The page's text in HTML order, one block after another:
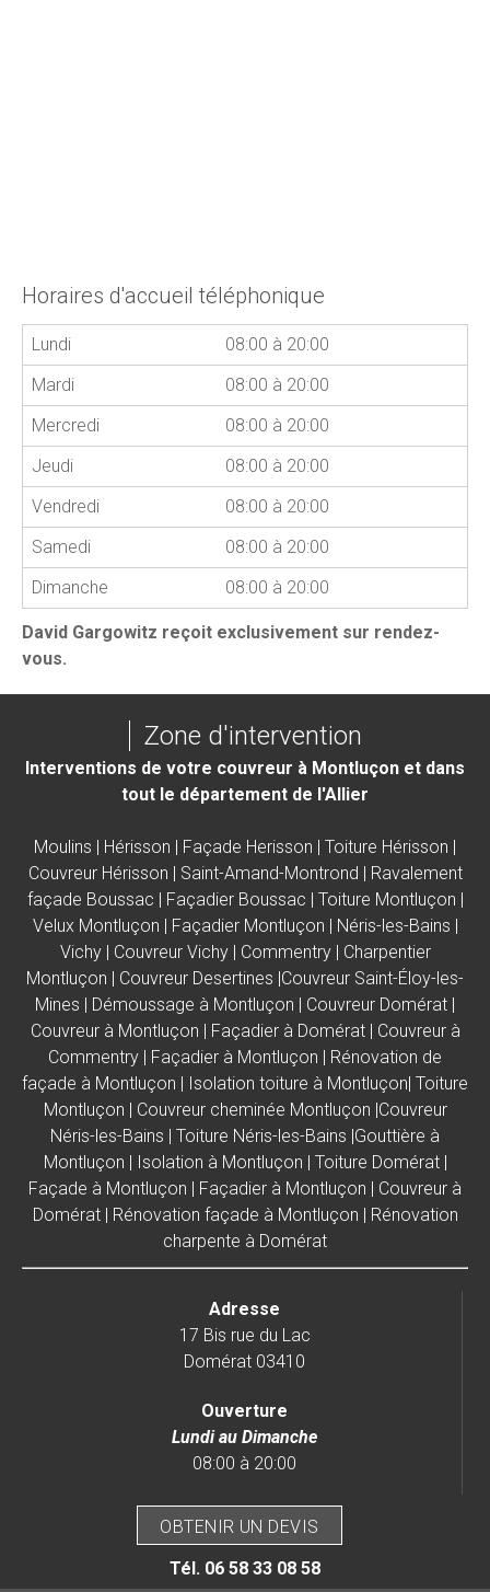
Horaires d'accueil téléphonique
Lundi
08:00 à 20:00
Mardi
08:00 à 20:00
Mercredi
08:00 à 20:00
Jeudi
08:00 à 20:00
Vendredi
08:00 à 20:00
Samedi
08:00 à 20:00
Dimanche
08:00 à 20:00
David Gargowitz reçoit exclusivement sur rendez-
vous.
Zone d'intervention
Interventions de votre couvreur à Montluçon et dans
tout le département de l'Allier
Moulins | Hérisson | Façade Herisson | Toiture Hérisson |
Couvreur Hérisson | Saint-Amand-Montrond | Ravalement
façade Boussac | Façadier Boussac | Toiture Montluçon |
Velux Montluçon | Façadier Montluçon | Néris-les-Bains |
Vichy| Couvreur Vichy| Commentry| Charpentier
Montluçon | Couvreur Desertines |Couvreur Saint-Éloy-les-
Mines | Démoussage à Montluçon | Couvreur Domérat |
Couvreur à Montluçon | Façadier à Domérat| Couvreur à
Commentry | Façadier à Montluçon | Rénovation de
façade à Montluçon | Isolation toiture à Montluçon| Toiture
Montluçon | Couvreur cheminée Montluçon |Couvreur
Néris-les-Bains | Toiture Néris-les-Bains |Gouttière à
Montluçon | Isolation à Montluçon | Toiture Domérat |
Façade à Montluçon | Façadier à Montluçon | Couvreur à
Domérat| Rénovation façade à Montluçon | Rénovation
charpente à Domérat
Adresse
17 Bis rue du Lac
Domérat 03410
Ouverture
Lundi au Dimanche
08:00 à 20:00
OBTENIR UN DEVIS
Tél. 06 58 33 08 58